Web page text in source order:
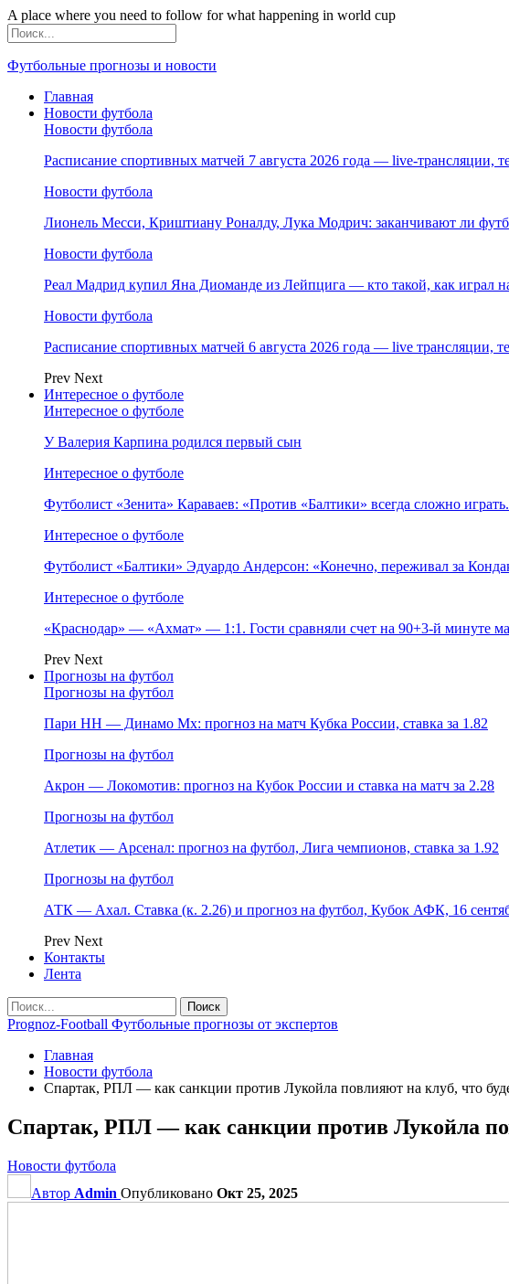
A place where you need to follow for what happening in world cup
Футбольные прогнозы и новости
Главная
Новости футбола
Новости футбола
Расписание спортивных матчей 7 августа 2026 года — live-трансляции,
Новости футбола
Лионель Месси, Криштиану Роналду, Лука Модрич: заканчивают ли
Новости футбола
Реал Мадрид купил Яна Диоманде из Лейпцига — кто такой, как играл
Новости футбола
Расписание спортивных матчей 6 августа 2026 года — live трансляции,
Prev Next
Интересное о футболе
Интересное о футболе
У Валерия Карпина родился первый сын
Интересное о футболе
Футболист «Зенита» Караваев: «Против «Балтики» всегда сложно
Интересное о футболе
Футболист «Балтики» Эдуардо Андерсон: «Конечно, переживал за
Интересное о футболе
«Краснодар» — «Ахмат» — 1:1. Гости сравняли счет на 90+3‑й минуте
Prev Next
Прогнозы на футбол
Прогнозы на футбол
Пари НН — Динамо Мх: прогноз на матч Кубка России, ставка за 1.82
Прогнозы на футбол
Акрон — Локомотив: прогноз на Кубок России и ставка на матч за 2.28
Прогнозы на футбол
Атлетик — Арсенал: прогноз на футбол, Лига чемпионов, ставка за 1.92
Прогнозы на футбол
АТК — Ахал. Ставка (к. 2.26) и прогноз на футбол, Кубок АФК, 16
Prev Next
Контакты
Лента
Prognoz-Football Футбольные прогнозы от экспертов
Главная
Новости футбола
Спартак, РПЛ — как санкции против Лукойла повлияют на клуб, что
Спартак, РПЛ — как санкции против Лукойла
Новости футбола
Автор Admin Опубликовано Окт 25, 2025